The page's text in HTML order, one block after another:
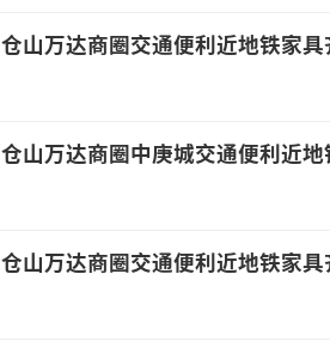
仓山万达商圈交通便利近地铁家
仓山万达商圈中庚城交通便利近地铁
仓山万达商圈交通便利近地铁家具